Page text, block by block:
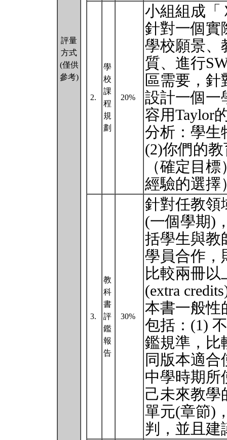
評量
方式
(僅供
參考)
2.
學
校
課
程
規
劃
20%
小組組成「
針對一個實
學校願景、
質、進行
區需要，
設計一個一
容用Taylor
分析：學生
(2)你們的
（確定目
經驗的選擇
3.
教
科
書
評
鑑
報
告
30%
針對任教領
(一個學期)
括學生與教
學員合作，
比較兩冊
(extra
本書一般性
包括：(1)
鑑規準，比
同版本適
中學時期所
己未來教學
單元(章節)
判，並且建